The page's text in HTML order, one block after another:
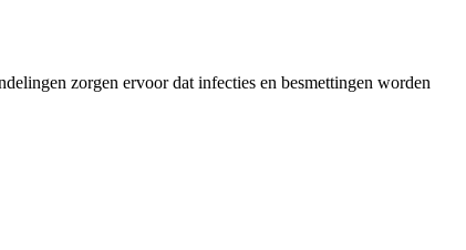
zorgen ervoor dat infecties en besmettingen worden